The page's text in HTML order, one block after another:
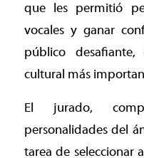
que les permitió
vocales y ganar
público
cultural más
El jurado,
personalidades del
tarea de seleccionar